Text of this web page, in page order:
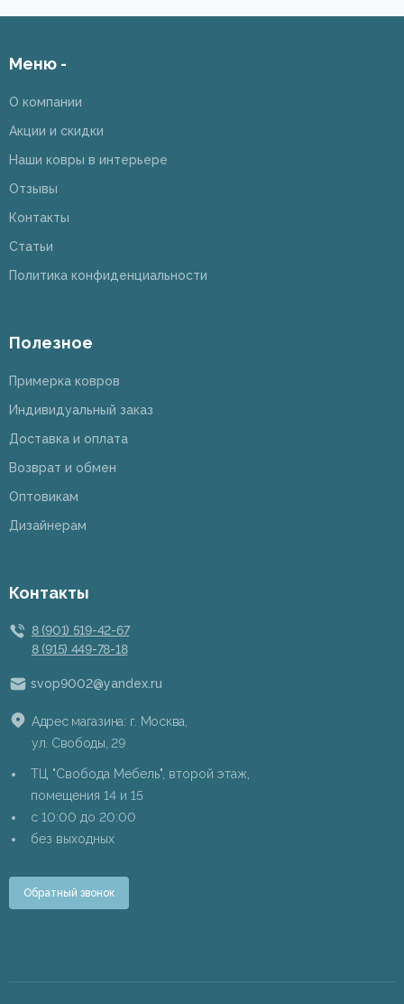
Меню -
О компании
Акции и скидки
Наши ковры в интерьере
Отзывы
Контакты
Статьи
Политика конфиденциальности
Полезное
Примерка ковров
Индивидуальный заказ
Доставка и оплата
Возврат и обмен
Оптовикам
Дизайнерам
Контакты
8 (901) 519-42-67
8 (915) 449-78-18
svop9002@yandex.ru
Адрес магазина: г. Москва,
ул. Свободы, 29
ТЦ "Свобода Мебель", второй этаж,
помещения 14 и 15
c 10:00 до 20:00
без выходных
Обратный звонок